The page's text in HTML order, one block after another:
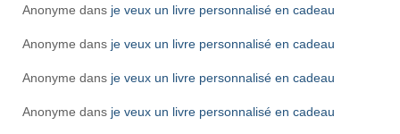
Anonyme dans je veux un livre personnalisé en cadeau
Anonyme dans je veux un livre personnalisé en cadeau
Anonyme dans je veux un livre personnalisé en cadeau
Anonyme dans je veux un livre personnalisé en cadeau